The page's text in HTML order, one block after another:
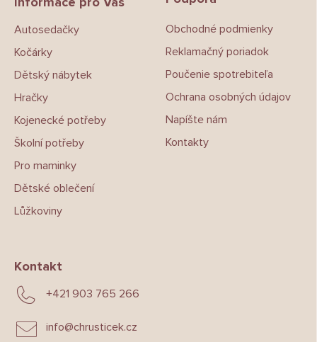
Autosedačky
Kočárky
Dětský nábytek
Hračky
Kojenecké potřeby
Školní potřeby
Pro maminky
Dětské oblečení
Lůžkoviny
Obchodné podmienky
Reklamačný poriadok
Poučenie spotrebiteľa
Ochrana osobných údajov
Napíšte nám
Kontakty
Kontakt
info@chrusticek.cz
+421 903 765 266